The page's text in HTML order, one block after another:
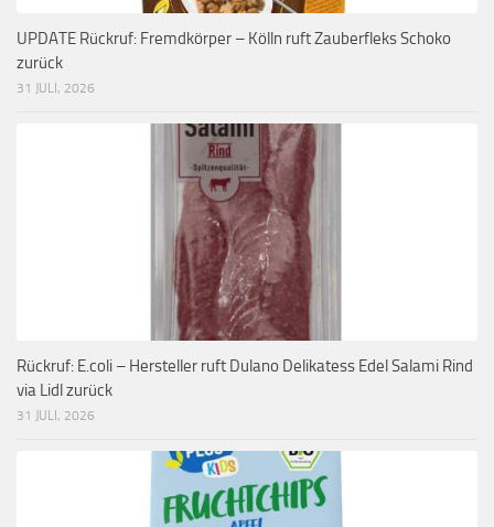
UPDATE Rückruf: Fremdkörper – Kölln ruft Zauberfleks Schoko
zurück
31 JULI, 2026
Rückruf: E.coli – Hersteller ruft Dulano Delikatess Edel Salami Rind
via Lidl zurück
31 JULI, 2026